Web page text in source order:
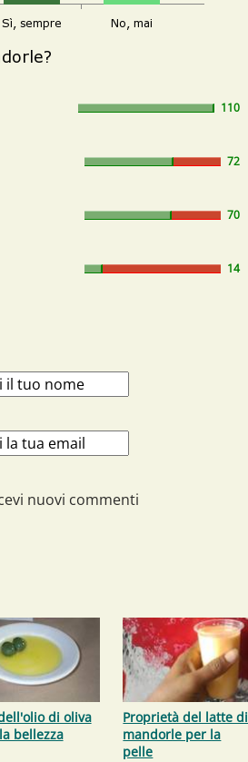
110
72
70
14
nuovi commenti
di oliva
bellezza
Proprietà del latte di
mandorle per la
pelle